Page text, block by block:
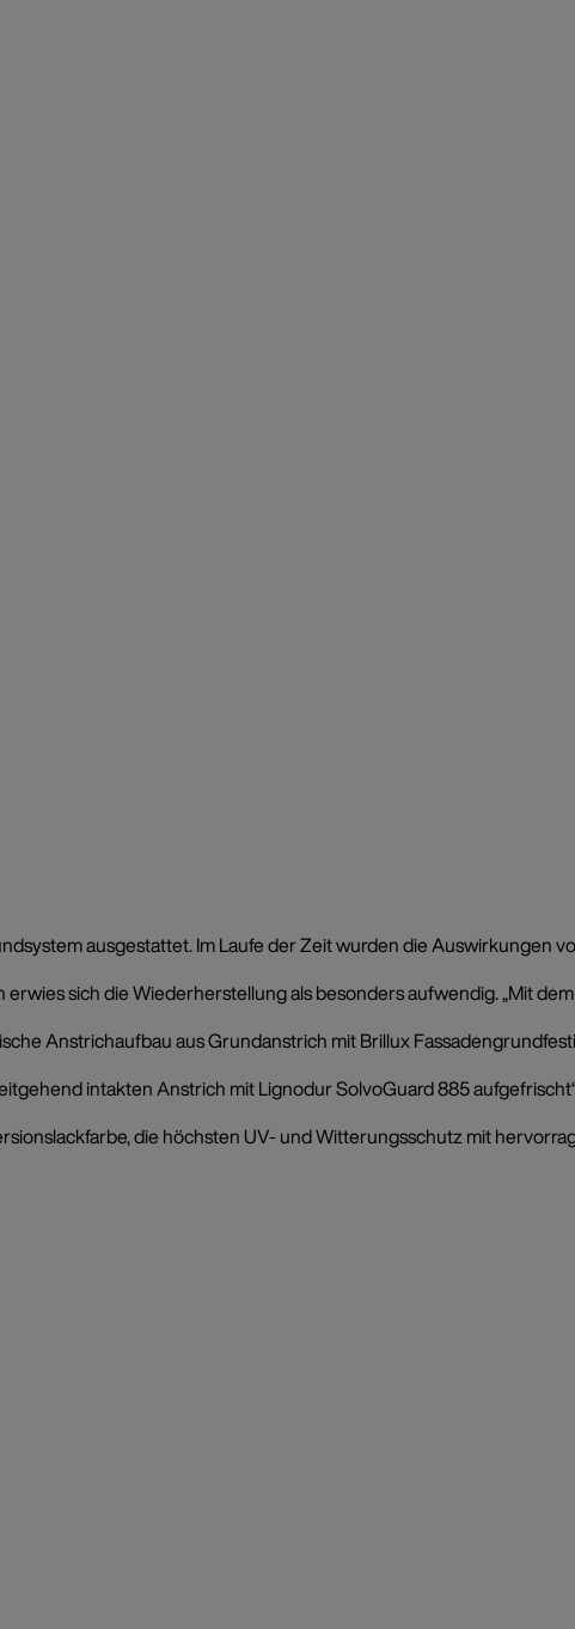
ausgestattet. Im Laufe der Zeit wurden die
sich die Wiederherstellung als besonders aufwendig.
Anstrichaufbau aus Grundanstrich mit Brillux
intakten Anstrich mit Lignodur SolvoGuard 885
die höchsten UV- und Witterungsschutz mit